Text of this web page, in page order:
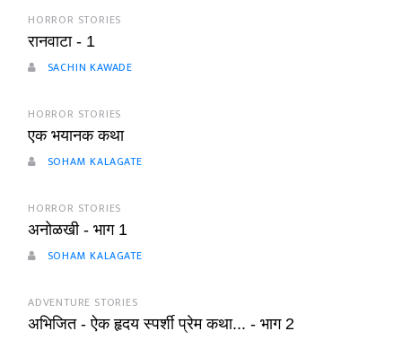
HORROR STORIES
रानवाटा - 1
SACHIN KAWADE
HORROR STORIES
एक भयानक कथा
SOHAM KALAGATE
HORROR STORIES
अनोळखी - भाग 1
SOHAM KALAGATE
ADVENTURE STORIES
अभिजित - ऐक हृदय स्पर्शी प्रेम कथा... - भाग 2